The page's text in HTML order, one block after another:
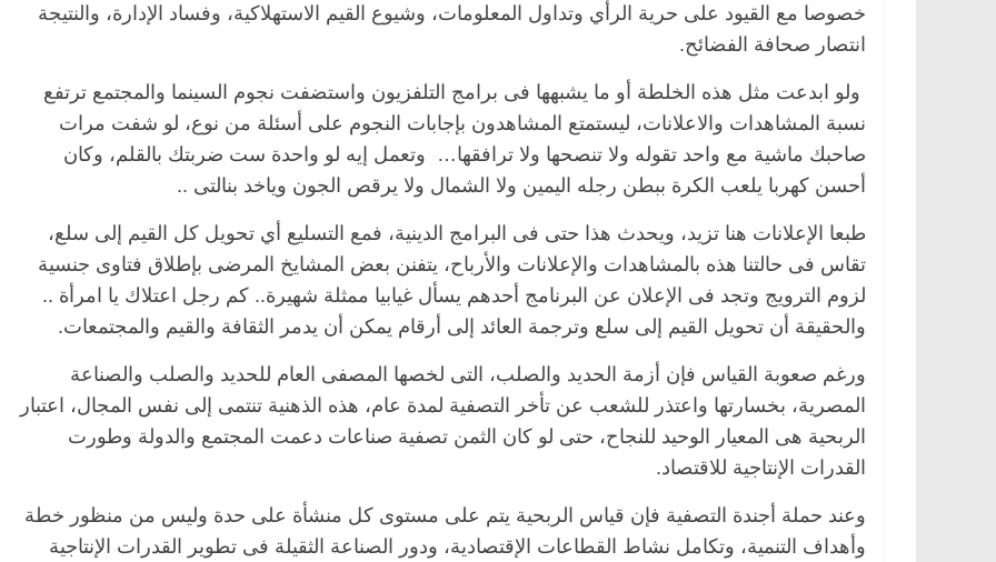
خصوصا مع القيود على حرية الرأي وتداول المعلومات، وشيوع القيم الاستهلاكية، وفساد الإدارة، والنتيجة
انتصار صحافة الفضائح.
ولو ابدعت مثل هذه الخلطة أو ما يشبهها فى برامج التلفزيون واستضفت نجوم السينما والمجتمع ترتفع
نسبة المشاهدات والاعلانات، ليستمتع المشاهدون بإجابات النجوم على أسئلة من نوع، لو شفت مرات
صاحبك ماشية مع واحد تقوله ولا تنصحها ولا ترافقها… وتعمل إيه لو واحدة ست ضربتك بالقلم، وكان
أحسن كهربا يلعب الكرة ببطن رجله اليمين ولا الشمال ولا يرقص الجون وياخد بنالتى ..
طبعا الإعلانات هنا تزيد، ويحدث هذا حتى فى البرامج الدينية، فمع التسليع أي تحويل كل القيم إلى سلع،
تقاس فى حالتنا هذه بالمشاهدات والإعلانات والأرباح، يتفنن بعض المشايخ المرضى بإطلاق فتاوى جنسية
لزوم الترويج وتجد فى الإعلان عن البرنامج أحدهم يسأل غيابيا ممثلة شهيرة.. كم رجل اعتلاك يا امرأة ..
والحقيقة أن تحويل القيم إلى سلع وترجمة العائد إلى أرقام يمكن أن يدمر الثقافة والقيم والمجتمعات.
ورغم صعوبة القياس فإن أزمة الحديد والصلب، التى لخصها المصفى العام للحديد والصلب والصناعة
المصرية، بخسارتها واعتذر للشعب عن تأخر التصفية لمدة عام، هذه الذهنية تنتمى إلى نفس المجال، اعتبار
الربحية هى المعيار الوحيد للنجاح، حتى لو كان الثمن تصفية صناعات دعمت المجتمع والدولة وطورت
القدرات الإنتاجية للاقتصاد.
وعند حملة أجندة التصفية فإن قياس الربحية يتم على مستوى كل منشأة على حدة وليس من منظور خطة
وأهداف التنمية، وتكامل نشاط القطاعات الإقتصادية، ودور الصناعة الثقيلة فى تطوير القدرات الإنتاجية
مقعد شاغر على مائدة الإفطار.. يحيى
حسين عبدالهادي فارس مقاومة
الخصخصة الذي دافع عن المال العام
(بروفايل)
الرئيسية مصر ناس وناس
في ذكرى رحيله.. د. نور فرحات فقيه
قانوني دافع عن قضايا الوطن وانحاز
26 يناير، 2026
مصر ناس وناس
د. عبدالخالق فاروق.. خبير اقتصادي
يحتفل بذكرى ميلاده وحيداً على أبواب